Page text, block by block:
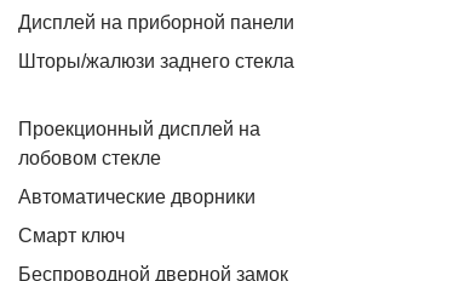
Дисплей на приборной панели
Шторы/жалюзи заднего стекла
Проекционный дисплей на
лобовом стекле
Автоматические дворники
Смарт ключ
Беспроводной дверной замок